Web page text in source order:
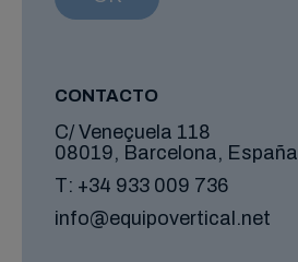
CONTACTO
C/ Veneçuela 118
08019, Barcelona, España
T: +34 933 009 736
info@equipovertical.net